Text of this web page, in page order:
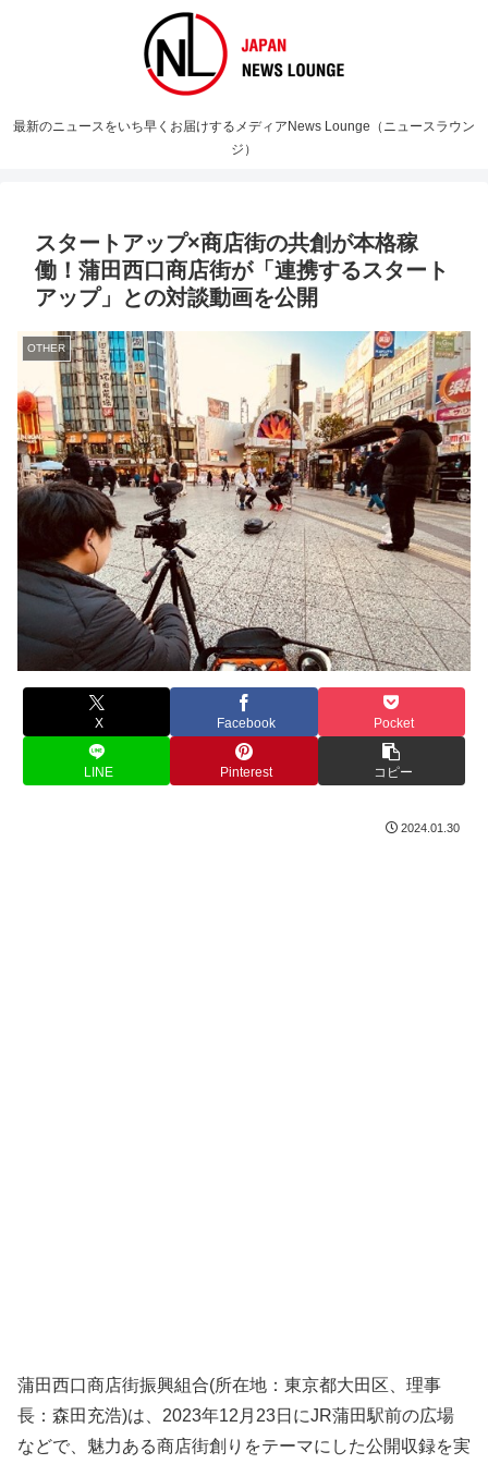
最新のニュースをいち早くお届けするメディアNews Lounge（ニュースラウン
ジ）
スタートアップ×商店街の共創が本格稼
働！蒲田西口商店街が「連携するスタート
アップ」との対談動画を公開
OTHER
X Facebook Pocket
LINE Pinterest コピー
2024.01.30
蒲田西口商店街振興組合(所在地：東京都大田区、理事
長：森田充浩)は、2023年12月23日にJR蒲田駅前の広場
などで、魅力ある商店街創りをテーマにした公開収録を実